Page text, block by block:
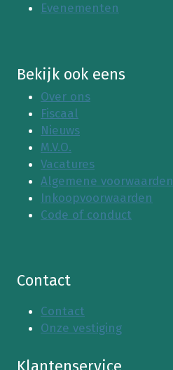
Evenementen
Bekijk ook eens
Over ons
Fiscaal
Nieuws
M.V.O.
Vacatures
Algemene voorwaarden
Inkoopvoorwaarden
Code of conduct
Contact
Contact
Onze vestiging
Klantenservice